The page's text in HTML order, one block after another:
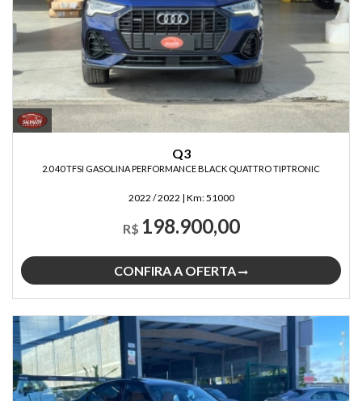
Q3
2.0 40 TFSI GASOLINA PERFORMANCE BLACK QUATTRO TIPTRONIC
2022 / 2022 | Km:51000
R$ 198.900,00
CONFIRA A OFERTA